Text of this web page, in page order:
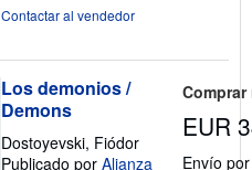
Contactar al vendedor
Los demonios /
Demons
Dostoyevski, Fiódor
Publicado por Alianza
EUR
Envío